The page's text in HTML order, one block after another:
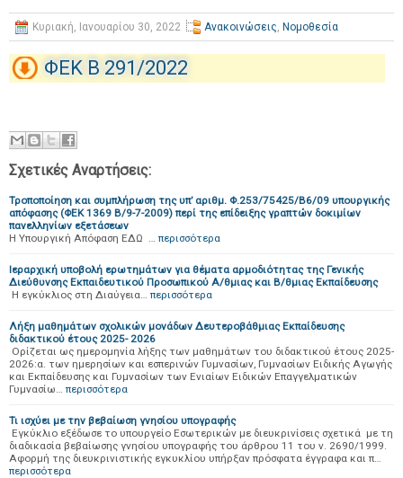
Κυριακή, Ιανουαρίου 30, 2022 Ανακοινώσεις, Νομοθεσία
ΦΕΚ B 291/2022
Σχετικές Αναρτήσεις:
Τροποποίηση και συμπλήρωση της υπ’ αριθμ. Φ.253/75425/Β6/09 υπουργικής
απόφασης (ΦΕΚ 1369 Β/9-7-2009) περί της επίδειξης γραπτών δοκιμίων
πανελληνίων εξετάσεων
Η Υπουργική Απόφαση ΕΔΩ … περισσότερα
Ιεραρχική υποβολή ερωτημάτων για θέματα αρμοδιότητας της Γενικής
Διεύθυνσης Εκπαιδευτικού Προσωπικού Α/θμιας και Β/θμιας Εκπαίδευσης
H εγκύκλιος στη Διαύγεια… περισσότερα
Λήξη μαθημάτων σχολικών μονάδων Δευτεροβάθμιας Εκπαίδευσης
διδακτικού έτους 2025- 2026
Ορίζεται ως ημερομηνία λήξης των μαθημάτων του διδακτικού έτους 2025-
2026:α. των ημερησίων και εσπερινών Γυμνασίων, Γυμνασίων Ειδικής Αγωγής
και Εκπαίδευσης και Γυμνασίων των Ενιαίων Ειδικών Επαγγελματικών
Γυμνασίω… περισσότερα
Τι ισχύει με την βεβαίωση γνησίου υπογραφής
Εγκύκλιο εξέδωσε το υπουργείο Εσωτερικών με διευκρινίσεις σχετικά με τη
διαδικασία βεβαίωσης γνησίου υπογραφής του άρθρου 11 του ν. 2690/1999.
Αφορμή της διευκρινιστικής εγκυκλίου υπήρξαν πρόσφατα έγγραφα και π…
περισσότερα